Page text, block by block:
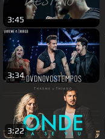
3:45
3:34
3:22